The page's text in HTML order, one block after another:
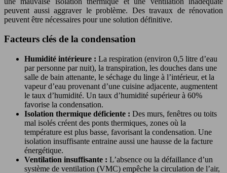
peuvent aussi aggraver le problème. Des travaux de rénovation
peuvent être nécessaires pour une solution définitive.
Facteurs clés de la condensation
Humidité intérieure : La respiration (environ 0,5 litre d’eau
par personne par nuit), la transpiration, les douches dans une
salle de bain attenante, le séchage du linge à l’intérieur, et la
vapeur d’eau provenant d’une cuisine adjacente, augmentent
le taux d’humidité. Un taux d’humidité supérieur à 60%
favorise la condensation.
Isolation thermique déficiente : Des murs, fenêtres ou toits
mal isolés créent des ponts thermiques, zones où la
température est plus basse, favorisant la condensation. Une
isolation insuffisante entraine aussi une hausse de la facture
énergétique.
Ventilation insuffisante : L’absence ou la défaillance d’un
système de ventilation (VMC) empêche la circulation de l’air,